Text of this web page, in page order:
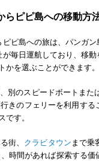
らピピ島への移動方
ピ島への旅は、パンガン
が毎日運航しており、移
を選ぶことができます。
別のスピードボートま
きのフェリーを利用す
です。
街、 クラビタウン まで乗
時間があれば探索する